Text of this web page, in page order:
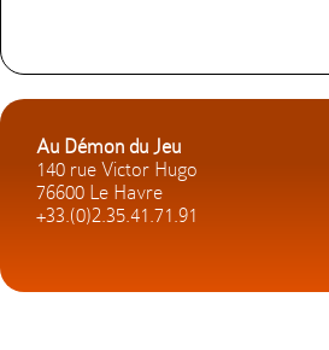
Au Démon du Jeu
140 rue Victor Hugo
76600 Le Havre
+33.(0)2.35.41.71.91